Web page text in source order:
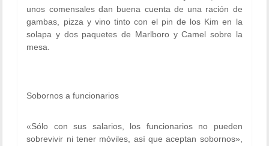
unos comensales dan buena cuenta de una ración de
gambas, pizza y vino tinto con el pin de los Kim en la
solapa y dos paquetes de Marlboro y Camel sobre la
mesa.
Sobornos a funcionarios
«Sólo con sus salarios, los funcionarios no pueden
sobrevivir ni tener móviles, así que aceptan sobornos»,